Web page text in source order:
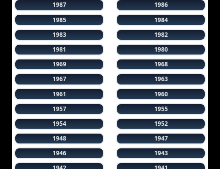
1987
1986
1985
1984
1983
1982
1981
1980
1969
1968
1967
1963
1961
1960
1957
1955
1954
1952
1948
1947
1946
1943